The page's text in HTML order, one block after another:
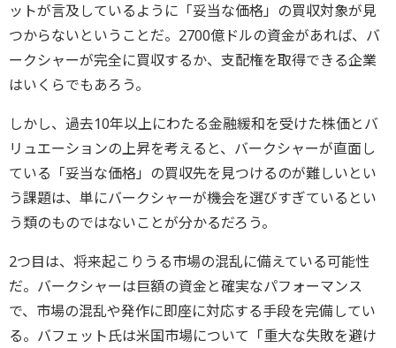
ットが言及しているように「妥当な価格」の買収対象が見
つからないということだ。2700億ドルの資金があれば、バ
ークシャーが完全に買収するか、支配権を取得できる企業
はいくらでもあろう。
しかし、過去10年以上にわたる金融緩和を受けた株価とバ
リュエーションの上昇を考えると、バークシャーが直面し
ている「妥当な価格」の買収先を見つけるのが難しいとい
う課題は、単にバークシャーが機会を選びすぎているとい
う類のものではないことが分かるだろう。
2つ目は、将来起こりうる市場の混乱に備えている可能性
だ。バークシャーは巨額の資金と確実なパフォーマンス
で、市場の混乱や発作に即座に対応する手段を完備してい
る。バフェット氏は米国市場について「重大な失敗を避け